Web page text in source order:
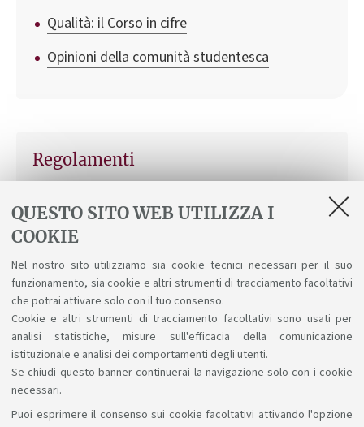
QUESTO SITO WEB UTILIZZA I
COOKIE
Nel nostro sito utilizziamo sia cookie tecnici necessari per il suo
funzionamento, sia cookie e altri strumenti di tracciamento facoltativi
che potrai attivare solo con il tuo consenso.
Cookie e altri strumenti di tracciamento facoltativi sono usati per
analisi statistiche, misure sull'efficacia della comunicazione
istituzionale e analisi dei comportamenti degli utenti.
Se chiudi questo banner continuerai la navigazione solo con i cookie
necessari.
Puoi esprimere il consenso sui cookie facoltativi attivando l'opzione
Qualità: il Corso in cifre
Opinioni della comunità studentesca
Regolamenti
2026
Regolamento didattico del Corso a.a. 2024-
2025
Regolamento Studenti d'Ateneo
Sosteniamo il diritto alla conoscenza